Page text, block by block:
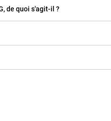
de quoi s'agit-il ?